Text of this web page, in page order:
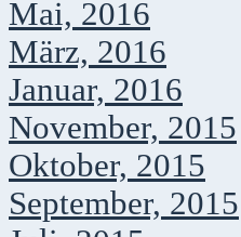
Mai, 2016
März, 2016
Januar, 2016
November, 2015
Oktober, 2015
September, 2015